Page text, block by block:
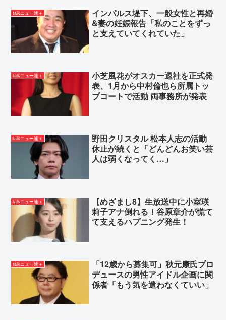
talkニュー速＋
インパルス堤下、一般女性と再婚
&妻の妊娠報告「私のことをずっ
と支えていてくれていた」
talkニュー速＋
小芝風花がオスカー退社を正式発
表、1月から中村倫也ら所属トッ
プコートで活動 両事務所が発表
talkニュー速＋
野田クリスタル 松本人志の活動
休止が続くと「どんどんお笑い芸
人は弱くなってく…」
talkニュー速＋
【めざまし8】生放送中に小室瑛
莉子アナ倒れる！谷原章介が慌て
て支えるハプニング発生！
talkニュー速＋
「12歳から募集可」秋元康氏プロ
デュースの男性アイドル企画に関
係者「もう気を遣わなくていい」